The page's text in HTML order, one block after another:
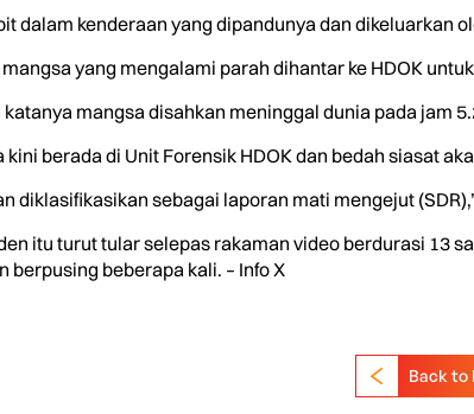
dalam kenderaan yang dipandunya dan dikeluarkan
yang mengalami parah dihantar ke HDOK
mangsa disahkan meninggal dunia pada jam
kini berada di Unit Forensik HDOK dan bedah siasat
diklasifikasikan sebagai laporan mati mengejut
itu turut tular selepas rakaman video berdurasi 13
berpusing beberapa kali. – Info X
Back to